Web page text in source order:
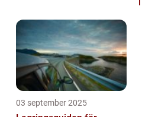
03 september 2025